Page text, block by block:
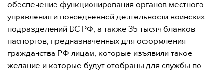
обеспечение функционирования органов местного
управления и повседневной деятельности воинских
подразделений ВС РФ, а также 35 тысяч бланков
паспортов, предназначенных для оформления
гражданства РФ лицам, которые изъявили такое
желание и которые будут отобраны для службы по